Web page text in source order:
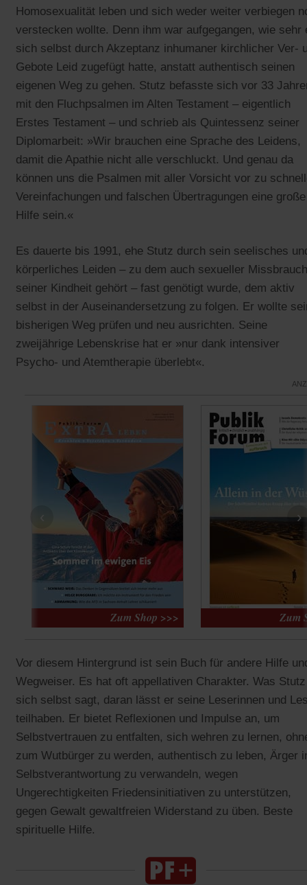
Homosexualität leben und sich weder weiter verbiegen
verstecken wollte. Denn ihm war aufgegangen, wie sehr
sich selbst durch Akzeptanz inhumaner kirchlicher Ver-
Gebote Leid zugefügt hatte, anstatt authentisch seinen
eigenen Weg zu gehen. Stutz befasste sich vor 33
mit den Fluchpsalmen im Alten Testament – eigentlich
Erstes Testament – und schrieb als Quintessenz seiner
Diplomarbeit: »Wir brauchen eine Sprache des Leidens,
damit die Apathie nicht alle verschluckt. Und genau da
können uns die Psalmen mit aller Vorsicht vor zu
Vereinfachungen und falschen Übertragungen eine große
Hilfe sein.«
Es dauerte bis 1991, ehe Stutz durch sein seelisches
körperliches Leiden – zu dem auch sexueller
seiner Kindheit gehört – fast genötigt wurde, dem aktiv
selbst in der Auseinandersetzung zu folgen. Er wollte
bisherigen Weg prüfen und neu ausrichten. Seine
zweijährige Lebenskrise hat er »nur dank intensiver
Psycho- und Atemtherapie überlebt«.
‹ ›
Vor diesem Hintergrund ist sein Buch für andere Hilfe
Wegweiser. Es hat oft appellativen Charakter. Was Stutz
sich selbst sagt, daran lässt er seine Leserinnen und
teilhaben. Er bietet Reflexionen und Impulse an, um
Selbstvertrauen zu entfalten, sich wehren zu lernen,
zum Wutbürger zu werden, authentisch zu leben, Ärger
Selbstverantwortung zu verwandeln, wegen
Ungerechtigkeiten Friedensinitiativen zu unterstützen,
gegen Gewalt gewaltfreien Widerstand zu üben. Beste
spirituelle Hilfe.